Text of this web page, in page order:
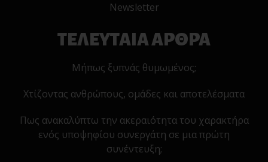
Newsletter
ΤΕΛΕΥΤΑΙΑ ΑΡΘΡΑ
Μήπως ξυπνάς θυμωμένος;
Χτίζοντας ανθρώπους, ομάδες και αποτελέσματα
Πως ανακαλύπτω την ακεραιότητα του χαρακτήρα
ενός υποψηφίου συνεργάτη σε μια πρώτη
συνέντευξη;